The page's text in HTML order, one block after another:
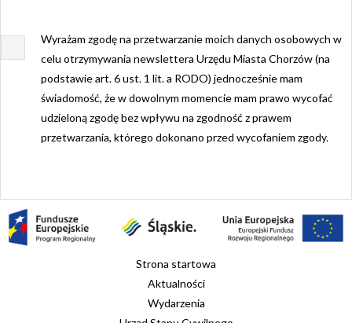
Wyrażam zgodę na przetwarzanie moich danych osobowych w
celu otrzymywania newslettera Urzędu Miasta Chorzów (na
podstawie art. 6 ust. 1 lit. a RODO) jednocześnie mam
świadomość, że w dowolnym momencie mam prawo wycofać
udzieloną zgodę bez wpływu na zgodność z prawem
przetwarzania, którego dokonano przed wycofaniem zgody.
Strona startowa
Aktualności
Wydarzenia